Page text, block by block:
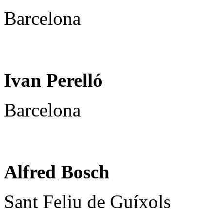
Barcelona
Ivan Perelló
Barcelona
Alfred Bosch
Sant Feliu de Guíxols